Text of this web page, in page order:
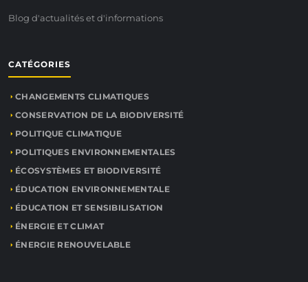
Blog d'actualités et d'informations
CATÉGORIES
CHANGEMENTS CLIMATIQUES
CONSERVATION DE LA BIODIVERSITÉ
POLITIQUE CLIMATIQUE
POLITIQUES ENVIRONNEMENTALES
ÉCOSYSTÈMES ET BIODIVERSITÉ
ÉDUCATION ENVIRONNEMENTALE
ÉDUCATION ET SENSIBILISATION
ÉNERGIE ET CLIMAT
ÉNERGIE RENOUVELABLE